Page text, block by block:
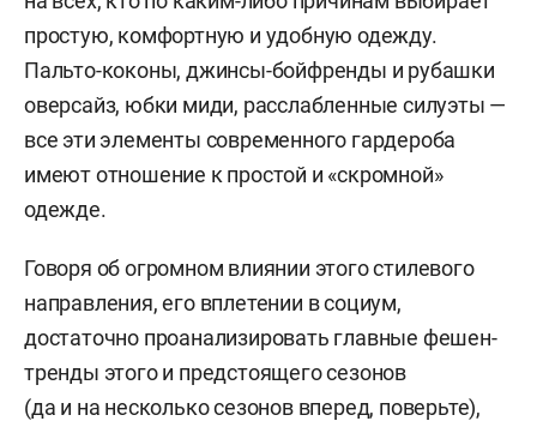
простую, комфортную и удобную одежду.
Пальто-коконы, джинсы-бойфренды и рубашки
оверсайз, юбки миди, расслабленные силуэты —
все эти элементы современного гардероба
имеют отношение к простой и «скромной»
одежде.
Говоря об огромном влиянии этого стилевого
направления, его вплетении в социум,
достаточно проанализировать главные фешен-
тренды этого и предстоящего сезонов
(да и на несколько сезонов вперед, поверьте),